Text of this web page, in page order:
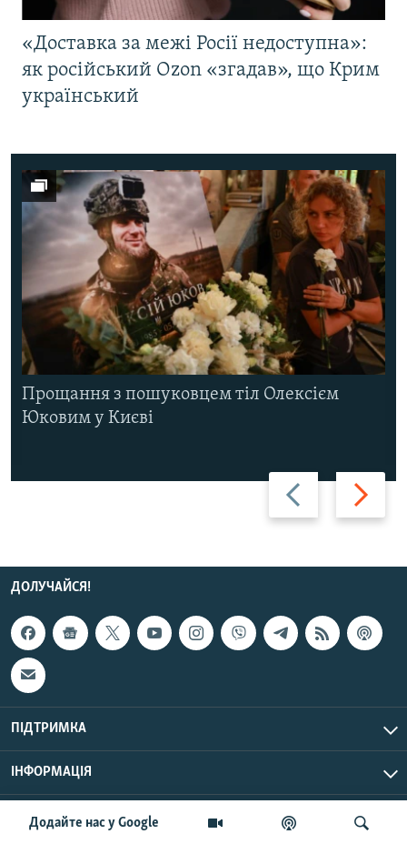
Додайте нас у Google
«Доставка за межі Росії недоступна»:
як російський Ozon «згадав», що Крим
український
Назад Вперед
Прощання з пошуковцем тіл Олексієм
Юковим у Києві
ДОЛУЧАЙСЯ!
ПІДТРИМКА
ІНФОРМАЦІЯ
© Радіо Свобода, 2026 | Усі права застережено.
UTC+3